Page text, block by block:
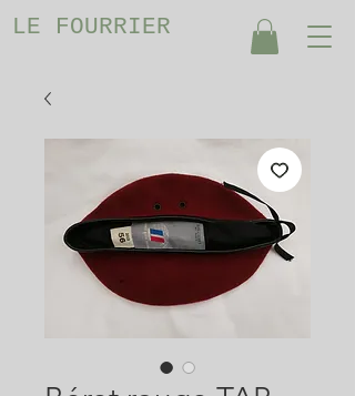
LE FOURRIER